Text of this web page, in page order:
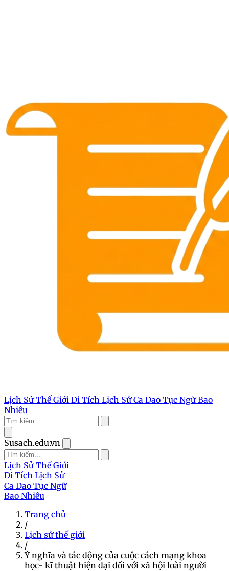
Lịch Sử Thế Giới Di Tích Lịch SửCa Dao Tục NgữBao
Nhiêu
Susach.edu.vn
Lịch Sử Thế Giới
Di Tích Lịch Sử
Ca Dao Tục Ngữ
Bao Nhiêu
Trang chủ
/
Lịch sử thế giới
/
Ý nghĩa và tác động của cuộc cách mạng khoa
học- kĩ thuật hiện đại đối với xã hội loài người